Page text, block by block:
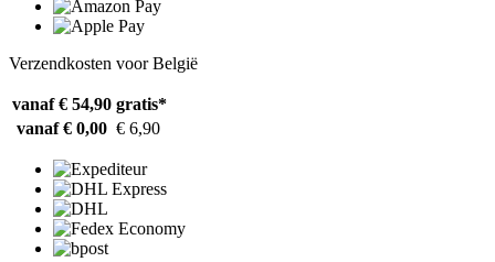
Verzendkosten voor België
vanaf € 54,90 gratis*
vanaf € 0,00 € 6,90